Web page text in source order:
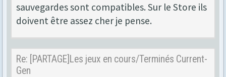
sauvegardes sont compatibles. Sur le Store ils
doivent être assez cher je pense.
Re: [PARTAGE]Les jeux en cours/Terminés Current-
Gen